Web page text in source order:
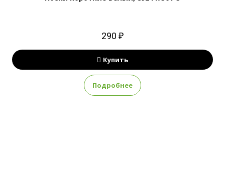
290 ₽
Купить
Подробнее